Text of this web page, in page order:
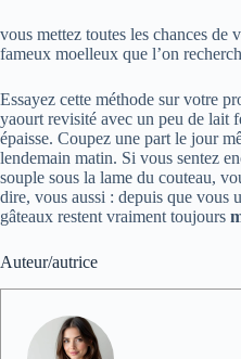
vous mettez toutes les chances de
fameux moelleux que l’on
Essayez cette méthode sur votre
yaourt revisité avec un peu de lait
épaisse. Coupez une part le jour
lendemain matin. Si vous sentez
souple sous la lame du couteau,
dire, vous aussi : depuis que vous
gâteaux restent vraiment toujours
Auteur/autrice